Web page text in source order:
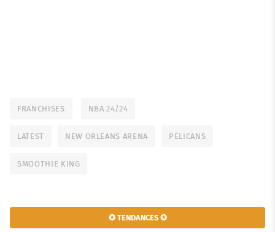
FRANCHISES NBA 24/24
LATEST NEW ORLEANS ARENA PELICANS
SMOOTHIE KING
✪ TENDANCES ✪